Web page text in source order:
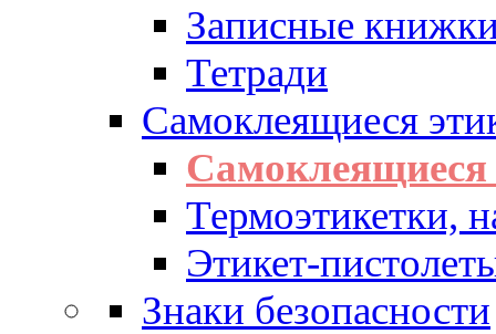
Записные
Тетради
Самоклеящиеся
Самоклеящиеся
Термоэтикетки,
Этикет-
Знаки безопасности